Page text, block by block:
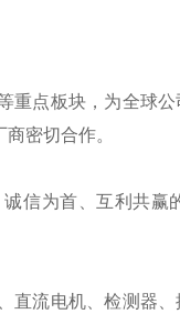
点板块，为全球
密切合作。
信为首、互利共
直流电机、检测器